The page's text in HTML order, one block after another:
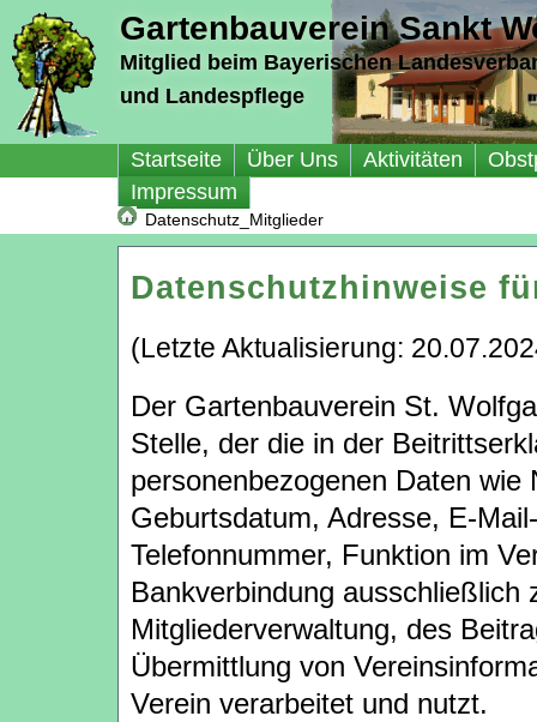
Gartenbauverein Sankt
Mitglied beim Bayerischen
und Landespflege
Startseite Über Uns Aktivitäten
Impressum
Datenschutz_Mitglieder
Datenschutzhinweise
(Letzte Aktualisierung:
Der Gartenbauverein St.
Stelle, der die in der
personenbezogenen Daten wie
Geburtsdatum, Adresse, E-
Telefonnummer, Funktion im
Bankverbindung ausschließlich
Mitgliederverwaltung, des
Übermittlung von
Verein verarbeitet und nutzt.